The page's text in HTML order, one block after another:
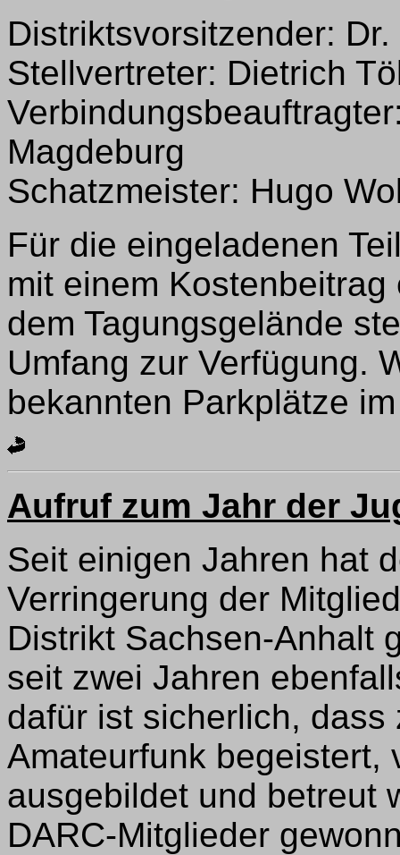
Distriktsvorsitzender:
Stellvertreter: Dietrich
Magdeburg
Schatzmeister: Hugo
Für die eingeladenen
mit einem
dem Tagungsgelände
Umfang zur Verfügung.
bekannten Parkplätze
Aufruf zum Jahr der
Seit einigen Jahren hat
Verringerung der
Distrikt Sachsen-Anhalt
seit zwei Jahren
dafür ist sicherlich,
Amateurfunk begeistert,
ausgebildet und betreut
DARC-Mitglieder